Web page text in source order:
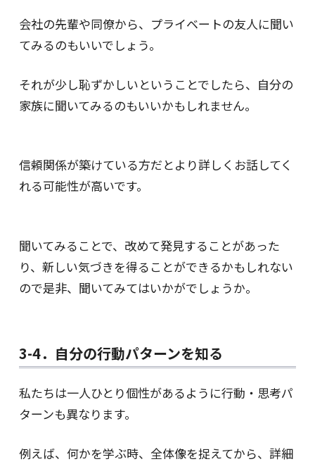
会社の先輩や同僚から、プライベートの友人に聞い
てみるのもいいでしょう。
それが少し恥ずかしいということでしたら、自分の
家族に聞いてみるのもいいかもしれません。
信頼関係が築けている方だとより詳しくお話してく
れる可能性が高いです。
聞いてみることで、改めて発見することがあった
り、新しい気づきを得ることができるかもしれない
ので是非、聞いてみてはいかがでしょうか。
3-4．自分の行動パターンを知る
私たちは一人ひとり個性があるように行動・思考パ
ターンも異なります。
例えば、何かを学ぶ時、全体像を捉えてから、詳細